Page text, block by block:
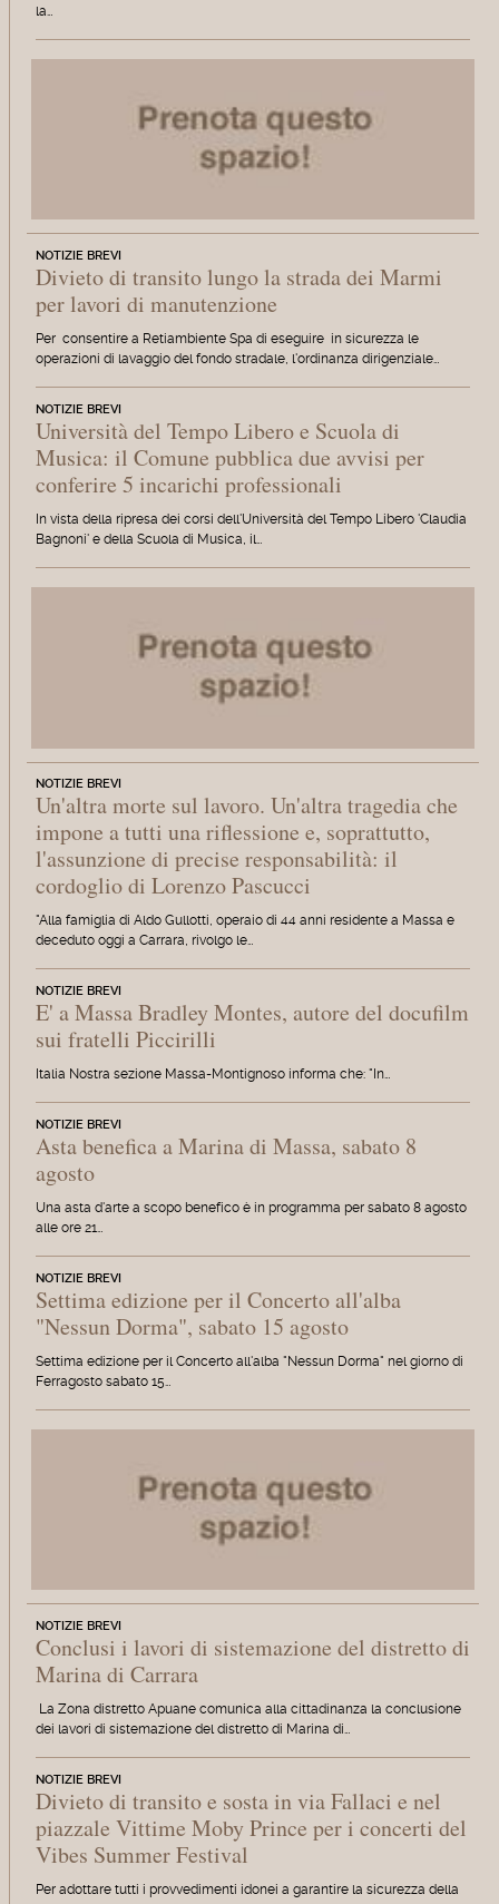
la…
NOTIZIE BREVI
Divieto di transito lungo la strada dei Marmi
per lavori di manutenzione
Per consentire a Retiambiente Spa di eseguire in sicurezza le
operazioni di lavaggio del fondo stradale, l'ordinanza dirigenziale…
NOTIZIE BREVI
Università del Tempo Libero e Scuola di
Musica: il Comune pubblica due avvisi per
conferire 5 incarichi professionali
In vista della ripresa dei corsi dell'Università del Tempo Libero 'Claudia
Bagnoni' e della Scuola di Musica, il…
NOTIZIE BREVI
Un'altra morte sul lavoro. Un'altra tragedia che
impone a tutti una riflessione e, soprattutto,
l'assunzione di precise responsabilità: il
cordoglio di Lorenzo Pascucci
"Alla famiglia di Aldo Gullotti, operaio di 44 anni residente a Massa e
deceduto oggi a Carrara, rivolgo le…
NOTIZIE BREVI
E' a Massa Bradley Montes, autore del docufilm
sui fratelli Piccirilli
Italia Nostra sezione Massa-Montignoso informa che: "In…
NOTIZIE BREVI
Asta benefica a Marina di Massa, sabato 8
agosto
Una asta d'arte a scopo benefico è in programma per sabato 8 agosto
alle ore 21…
NOTIZIE BREVI
Settima edizione per il Concerto all'alba
"Nessun Dorma", sabato 15 agosto
Settima edizione per il Concerto all'alba "Nessun Dorma" nel giorno di
Ferragosto sabato 15…
NOTIZIE BREVI
Conclusi i lavori di sistemazione del distretto di
Marina di Carrara
La Zona distretto Apuane comunica alla cittadinanza la conclusione
dei lavori di sistemazione del distretto di Marina di…
NOTIZIE BREVI
Divieto di transito e sosta in via Fallaci e nel
piazzale Vittime Moby Prince per i concerti del
Vibes Summer Festival
Per adottare tutti i provvedimenti idonei a garantire la sicurezza della